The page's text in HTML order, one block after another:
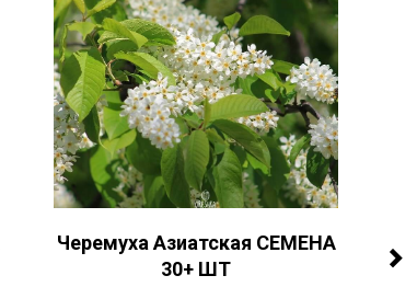
Черемуха Азиатская СЕМЕНА
30+ ШТ